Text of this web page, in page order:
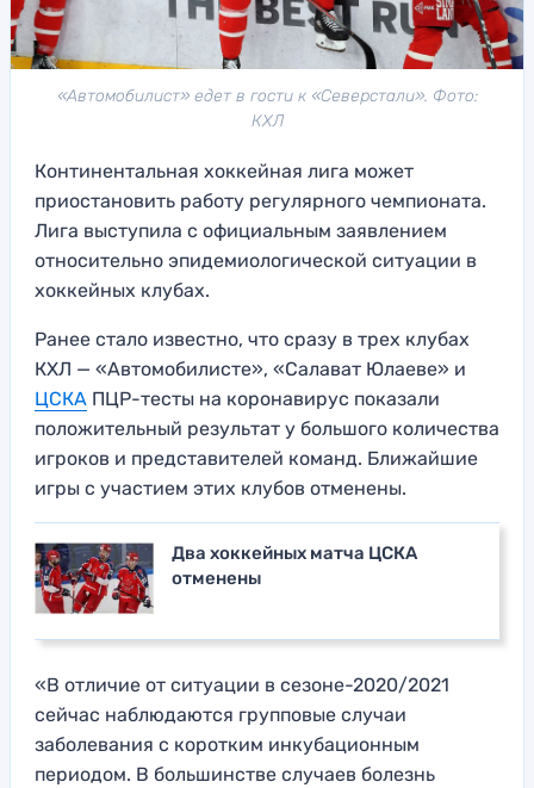
«Автомобилист» едет в гости к «Северстали». Фото:
КХЛ
Континентальная хоккейная лига может
приостановить работу регулярного чемпионата.
Лига выступила с официальным заявлением
относительно эпидемиологической ситуации в
хоккейных клубах.
Ранее стало известно, что сразу в трех клубах
КХЛ — «Автомобилисте», «Салават Юлаеве» и
ЦСКА ПЦР-тесты на коронавирус показали
положительный результат у большого количества
игроков и представителей команд. Ближайшие
игры с участием этих клубов отменены.
Два хоккейных матча ЦСКА
отменены
«В отличие от ситуации в сезоне-2020/2021
сейчас наблюдаются групповые случаи
заболевания с коротким инкубационным
периодом. В большинстве случаев болезнь